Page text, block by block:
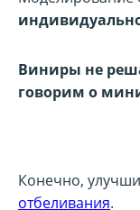
Виниры не
говорим о
Конечно,
отбеливания.